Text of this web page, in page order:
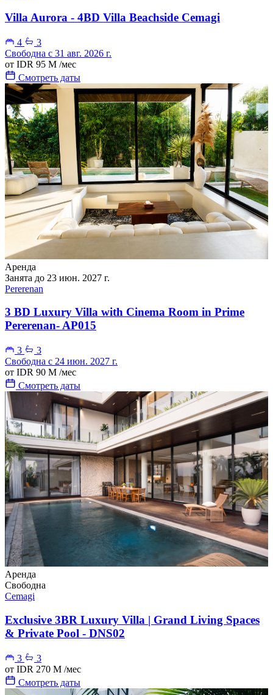
Villa Aurora - 4BD Villa Beachside Cemagi
4
3
Свободна с 31 авг. 2026 г.
от IDR 95 M /мес
Смотреть даты
Аренда
Занята до 23 июн. 2027 г.
Pererenan
3 BD Luxury Villa with Cinema Room in Prime
Pererenan- AP015
3
3
Свободна с 24 июн. 2027 г.
от IDR 90 M /мес
Смотреть даты
Аренда
Свободна
Cemagi
Exclusive 3BR Luxury Villa | Grand Living Spaces
& Private Pool - DNS02
3
3
от IDR 270 M /мес
Смотреть даты